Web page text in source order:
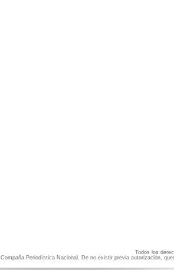
Todos los
Compaña Periodística Nacional. De no existir previa autorización,